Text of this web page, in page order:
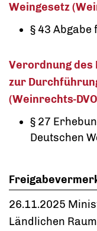
Weingesetz
§ 43 Abgabe
Verordnung des
zur
(Weinrechts-
§ 27
Deutschen
26.11.2025
Ländlichen